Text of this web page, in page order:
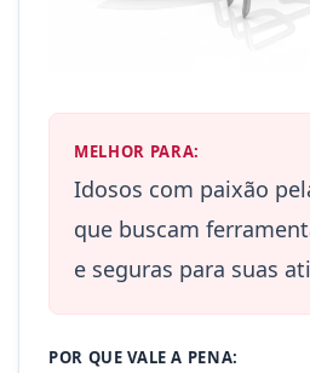
MELHOR PARA:
Idosos com paixão
que buscam
e seguras para suas
POR QUE VALE A PENA: